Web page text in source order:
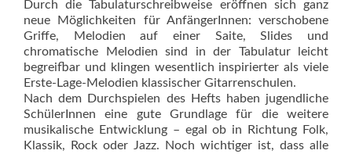
Durch die Tabulaturschreibweise eröffnen sich ganz
neue Möglichkeiten für AnfängerInnen: verschobene
Griffe, Melodien auf einer Saite, Slides und
chromatische Melodien sind in der Tabulatur leicht
begreifbar und klingen wesentlich inspirierter als viele
Erste-Lage-Melodien klassischer Gitarrenschulen.
Nach dem Durchspielen des Hefts haben jugendliche
SchülerInnen eine gute Grundlage für die weitere
musikalische Entwicklung – egal ob in Richtung Folk,
Klassik, Rock oder Jazz. Noch wichtiger ist, dass alle